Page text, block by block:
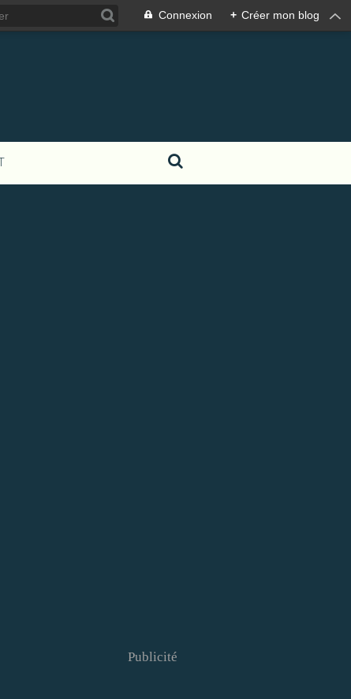
Connexion + Créer mon blog
Publicité